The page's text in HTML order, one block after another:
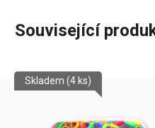
Související
Skladem (4 ks)